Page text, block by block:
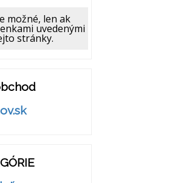
možné, len ak
uvedenými
stránky.